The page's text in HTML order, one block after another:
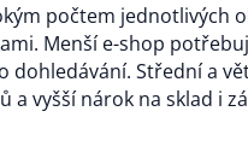
počtem jednotlivých
Menší e-shop
dohledávání. Střední a
a vyšší nárok na sklad i